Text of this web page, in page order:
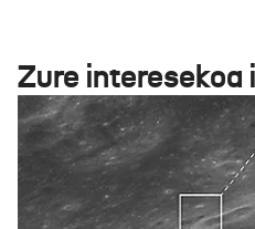
Zure interesekoa